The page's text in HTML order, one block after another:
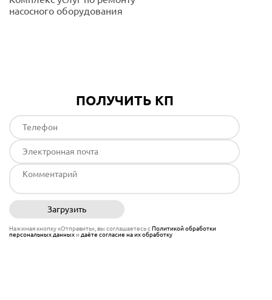
насосного оборудования
ПОЛУЧИТЬ КП
Загрузить
Нажимая кнопку «Отправить», вы соглашаетесь сПолитикой обработки
персональных данныхи даёте согласие на их обработку